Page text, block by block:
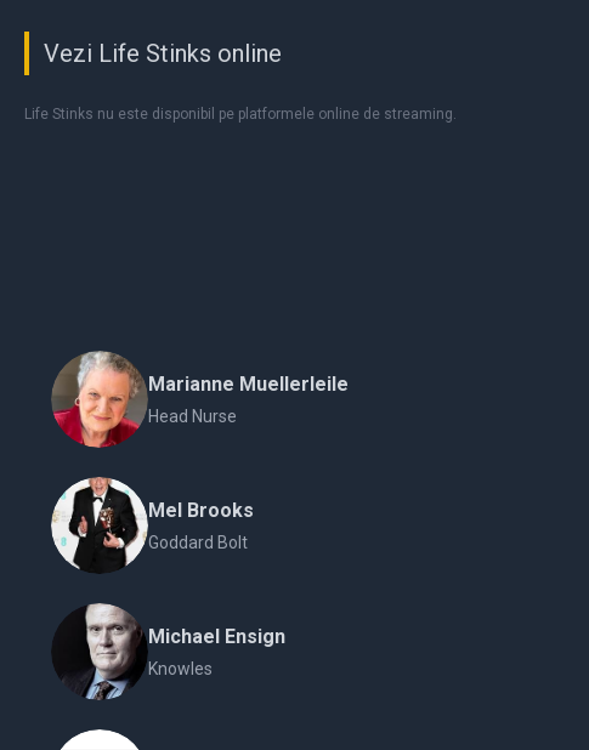
Vezi Life Stinks online
Life Stinks nu este disponibil pe platformele online de streaming.
Marianne Muellerleile
Head Nurse
Mel Brooks
Goddard Bolt
Michael Ensign
Knowles